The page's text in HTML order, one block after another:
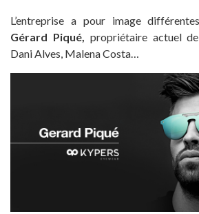
L’entreprise a pour image
Gérard Piqué, propriétaire actuel
Dani Alves, Malena Costa…